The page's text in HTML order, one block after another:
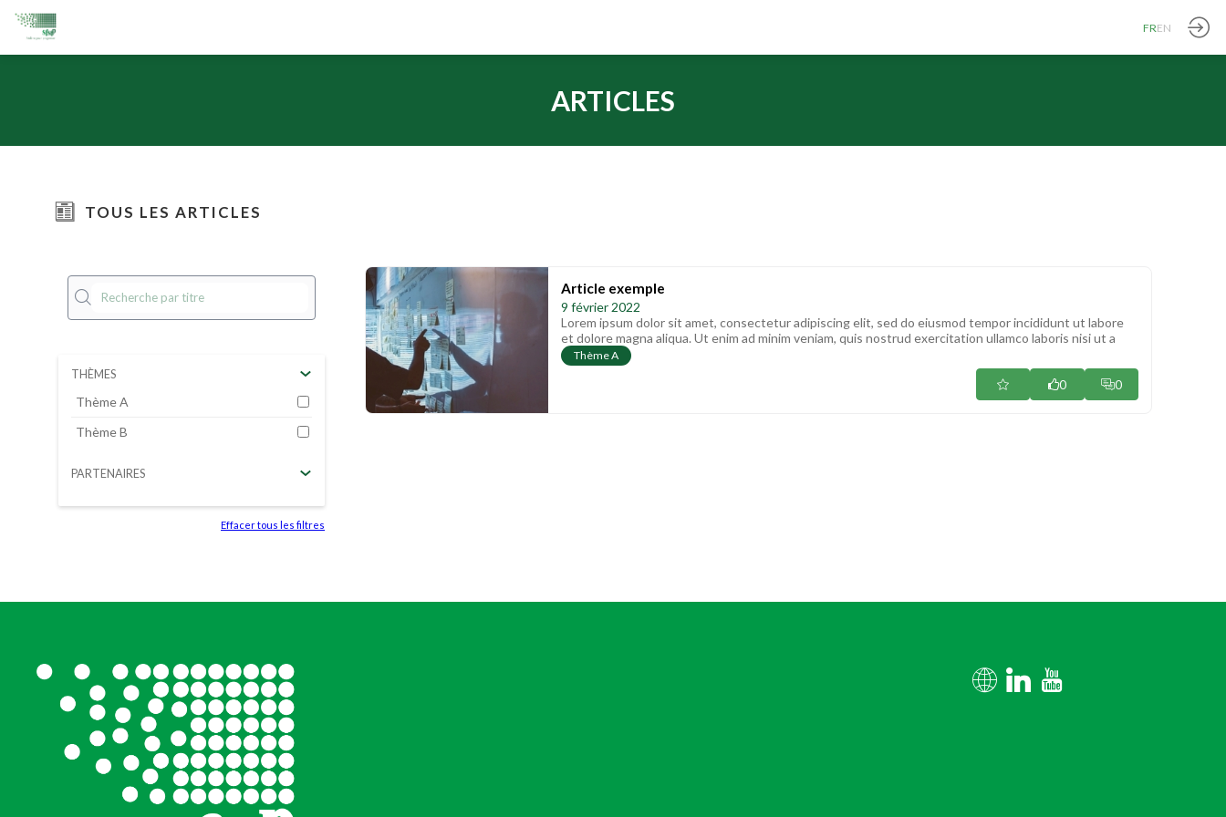
FREN
ARTICLES
TOUS LES ARTICLES
THÈMES
Thème A
Thème B
PARTENAIRES
Effacer tous les filtres
Article exemple
9 février 2022
Lorem ipsum dolor sit amet, consectetur adipiscing elit, sed do eiusmod tempor incididunt ut labore
et dolore magna aliqua. Ut enim ad minim veniam, quis nostrud exercitation ullamco laboris nisi ut a
Thème A
0 0